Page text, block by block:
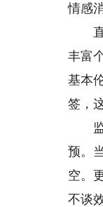
情感
直
丰富
基本
签，
监
预。
空。
不谈